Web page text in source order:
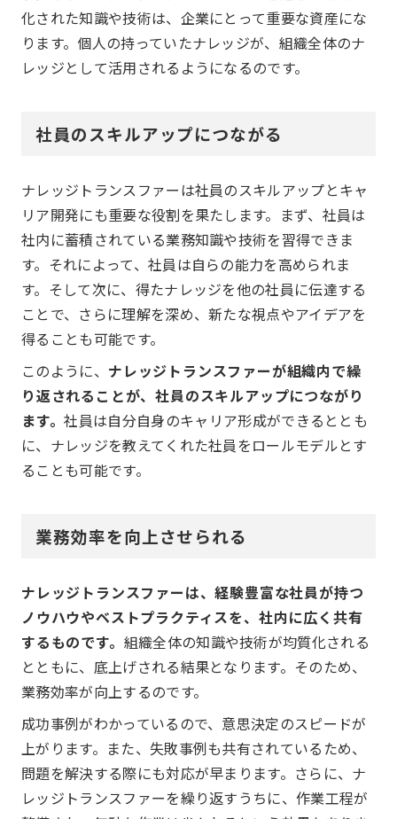
化された知識や技術は、企業にとって重要な資産にな
ります。個人の持っていたナレッジが、組織全体のナ
レッジとして活用されるようになるのです。
社員のスキルアップにつながる
ナレッジトランスファーは社員のスキルアップとキャ
リア開発にも重要な役割を果たします。まず、社員は
社内に蓄積されている業務知識や技術を習得できま
す。それによって、社員は自らの能力を高められま
す。そして次に、得たナレッジを他の社員に伝達する
ことで、さらに理解を深め、新たな視点やアイデアを
得ることも可能です。
このように、 ナレッジトランスファーが組織内で繰
り返されることが、社員のスキルアップにつながり
ます。社員は自分自身のキャリア形成ができるととも
に、ナレッジを教えてくれた社員をロールモデルとす
ることも可能です。
業務効率を向上させられる
ナレッジトランスファーは、経験豊富な社員が持つ
ノウハウやベストプラクティスを、社内に広く共有
するものです。 組織全体の知識や技術が均質化される
とともに、底上げされる結果となります。そのため、
業務効率が向上するのです。
成功事例がわかっているので、意思決定のスピードが
上がります。また、失敗事例も共有されているため、
問題を解決する際にも対応が早まります。さらに、ナ
レッジトランスファーを繰り返すうちに、作業工程が